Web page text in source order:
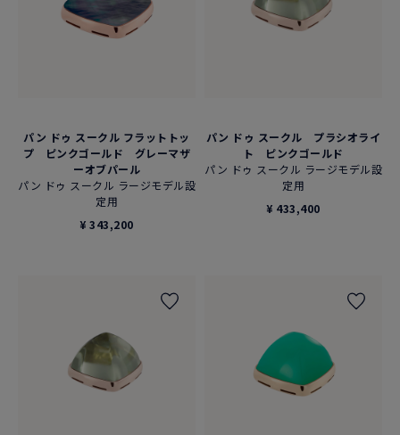
パン ドゥ スークル フラットトッ
プ ピンクゴールド グレーマザ
ーオブパール
パン ドゥ スークル ラージモデル設
定用
¥ 343,200
パン ドゥ スークル プラシオライ
ト ピンクゴールド
パン ドゥ スークル ラージモデル設
定用
¥ 433,400